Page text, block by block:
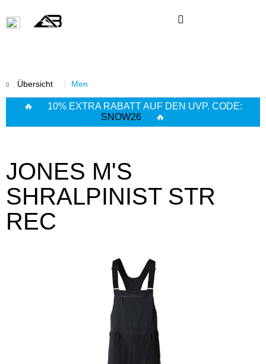
Übersicht Men
🔥 10% EXTRA RABATT AUF DEN UVP. CODE:
SNOW26 🔥
JONES M'S
SHRALPINIST STR
REC